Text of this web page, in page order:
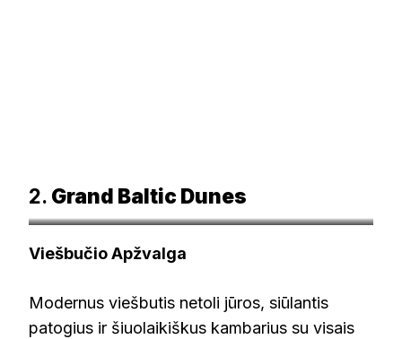
2. Grand Baltic Dunes
Viešbučio Apžvalga
Modernus viešbutis netoli jūros, siūlantis
patogius ir šiuolaikiškus kambarius su visais